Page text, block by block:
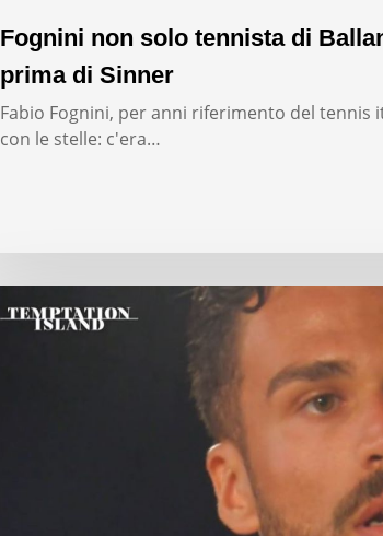
Fognini non solo tennista di
prima di Sinner
Fabio Fognini, per anni riferimento del
con le stelle: c'era…